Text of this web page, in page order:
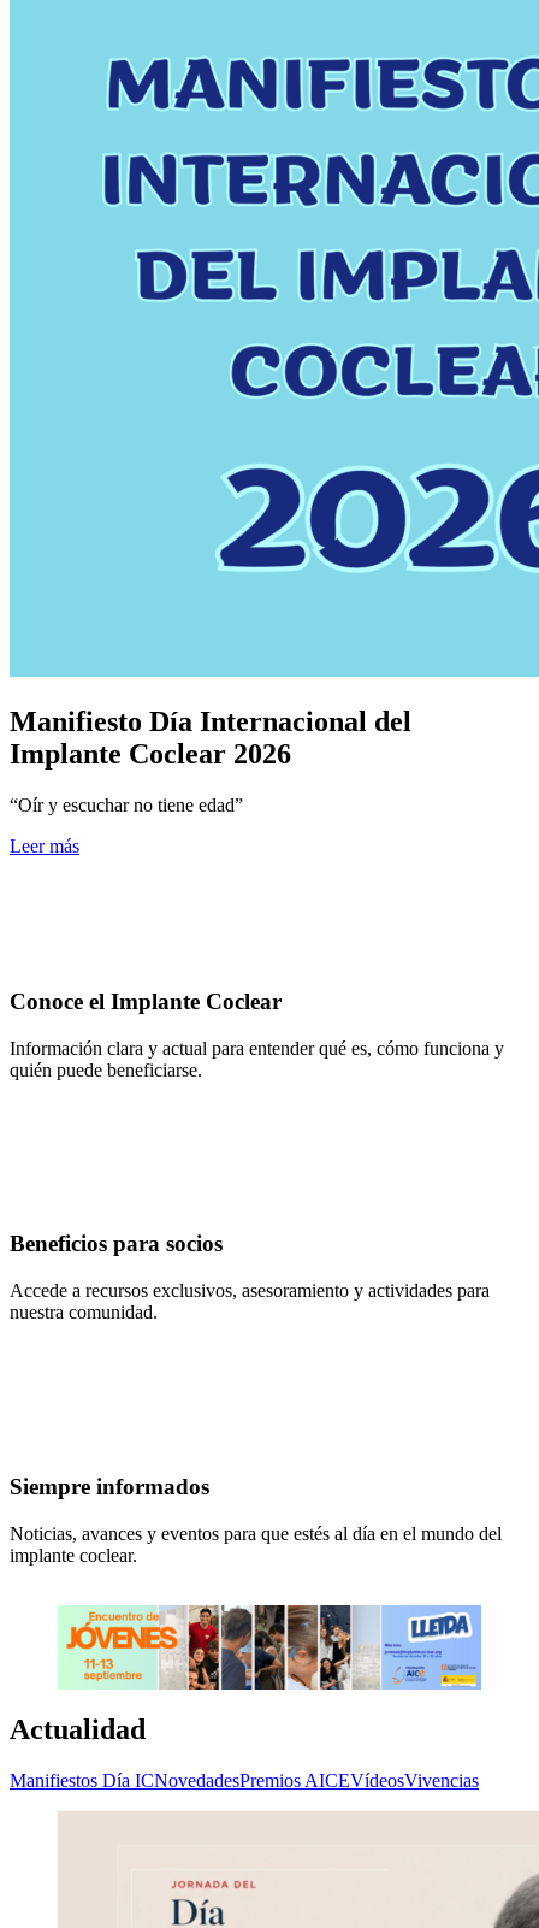
Manifiesto Día Internacional del
Implante Coclear 2026
“Oír y escuchar no tiene edad”
Leer más
Conoce el Implante Coclear
Información clara y actual para entender qué es, cómo funciona y
quién puede beneficiarse.
Beneficios para socios
Accede a recursos exclusivos, asesoramiento y actividades para
nuestra comunidad.
Siempre informados
Noticias, avances y eventos para que estés al día en el mundo del
implante coclear.
Actualidad
Manifiestos Día ICNovedadesPremios AICEVídeosVivencias